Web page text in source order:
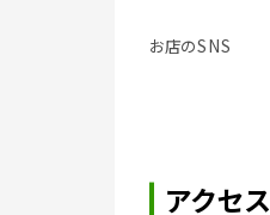
お店のSNS
アクセス